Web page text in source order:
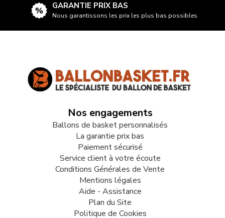
GARANTIE PRIX BAS
Nous garantissons les prix les plus bas possibles
Nos engagements
Ballons de basket personnalisés
La garantie prix bas
Paiement sécurisé
Service client à votre écoute
Conditions Générales de Vente
Mentions légales
Aide - Assistance
Plan du Site
Politique de Cookies